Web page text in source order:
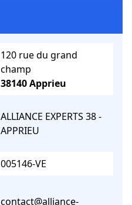
120 rue du grand
champ
38140 Apprieu
ALLIANCE EXPERTS 38 -
APPRIEU
005146-VE
contact@alliance-